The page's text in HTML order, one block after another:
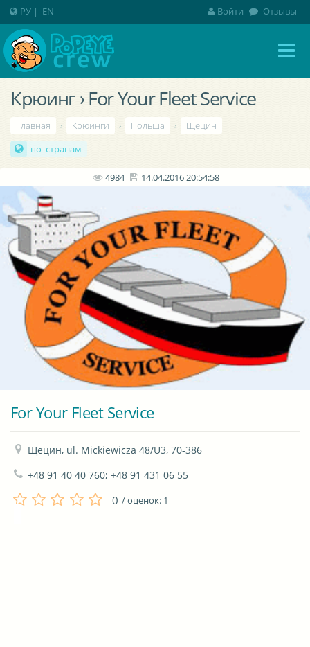
Крюинг › For Your Fleet Service
Главная › Крюинги › Польша ›
Щецин
по странам
4984 14.04.2016 20:54:58
For Your Fleet Service
Щецин, ul. Mickiewicza 48/U3, 70-386
+48 91 40 40 760; +48 91 431 06 55
0 / оценок: 1
РУ | EN Войти Отзывы